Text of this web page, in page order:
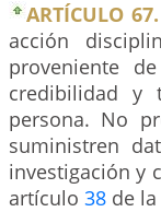
ARTÍCULO
acción
proveniente
credibilidad y
persona. No
suministren
investigación y
artículo 38 de la